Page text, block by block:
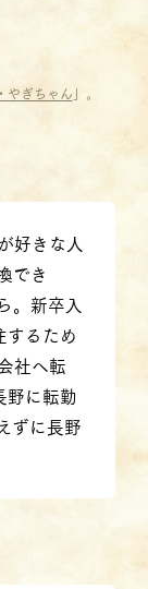
やぎちゃん 」。
好きな人
でき
。新卒入
るため
社へ転
に転勤
ずに長野